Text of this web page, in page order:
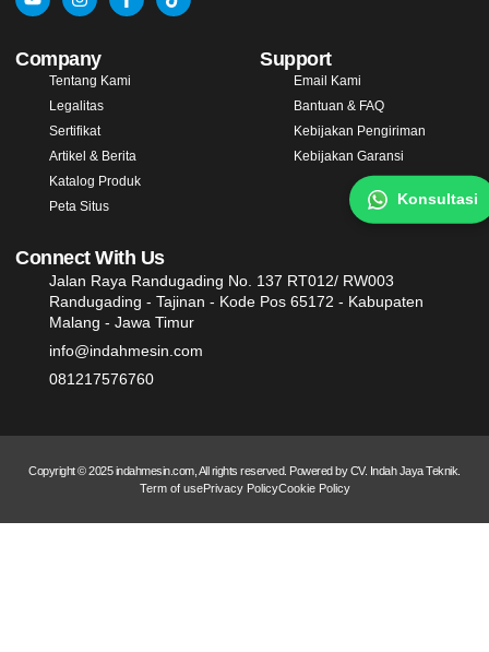
Company
Tentang Kami
Legalitas
Sertifikat
Artikel & Berita
Katalog Produk
Peta Situs
Support
Email Kami
Bantuan & FAQ
Kebijakan Pengiriman
Kebijakan Garansi
Connect With Us
Jalan Raya Randugading No. 137 RT012/ RW003
Randugading - Tajinan - Kode Pos 65172 - Kabupaten
Malang - Jawa Timur
info@indahmesin.com
081217576760
Copyright © 2025 indahmesin.com, All rights reserved. Powered by CV. Indah Jaya Teknik.
Term of usePrivacy PolicyCookie Policy
Konsultasi